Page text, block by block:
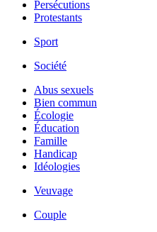
Persécutions
Protestants
Sport
Société
Abus sexuels
Bien commun
Écologie
Éducation
Famille
Handicap
Idéologies
Veuvage
Couple